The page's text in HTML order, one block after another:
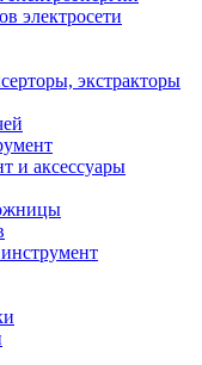
электросети
экстракторы
и аксессуары